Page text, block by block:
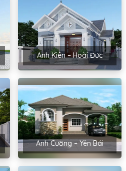
Anh Kiên – Hoài Đức
Anh Cường – Yên Bái